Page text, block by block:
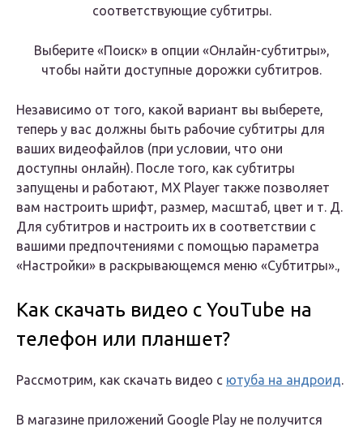
соответствующие субтитры.
Выберите «Поиск» в опции «Онлайн-субтитры»,
чтобы найти доступные дорожки субтитров.
Независимо от того, какой вариант вы выберете,
теперь у вас должны быть рабочие субтитры для
ваших видеофайлов (при условии, что они
доступны онлайн). После того, как субтитры
запущены и работают, MX Player также позволяет
вам настроить шрифт, размер, масштаб, цвет и т. Д.
Для субтитров и настроить их в соответствии с
вашими предпочтениями с помощью параметра
«Настройки» в раскрывающемся меню «Субтитры».,
Как скачать видео с YouTube на
телефон или планшет?
Рассмотрим, как скачать видео с ютуба на андроид.
В магазине приложений Google Play не получится